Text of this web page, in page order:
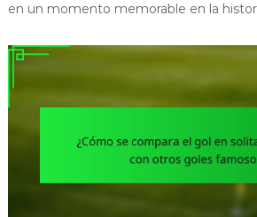
en un momento memorable en la